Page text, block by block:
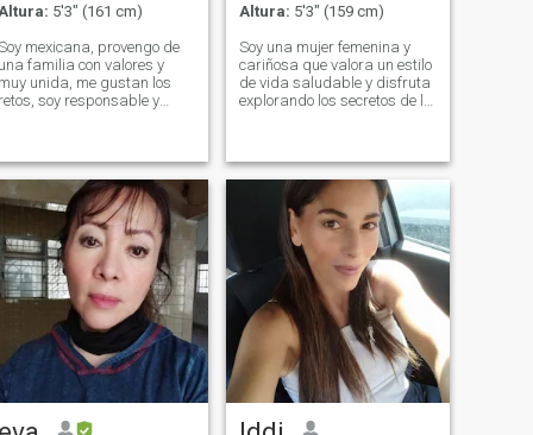
Altura: 5'3" (161 cm)
mexicana, provengo de
una familia con valores y
muy unida, me gustan los
retos, soy responsable y
Me esfuerzo todos
los días en aprender algo,
gusta leer o ver
documentales para conocer
diversos temas, busco
ejecutar ideas e
innovar en lo que hago, en mi
y con mi equipo de
trabajo soy conciliadora
buscando la armonía y
energías positivas siempre.
soy una persona
extremadamente
ni
extremadamente
Altura: 5'3" (159 cm)
Soy una mujer femenina y
cariñosa que valora un estilo
de vida saludable y disfruta
explorando los secretos de la
amo a la gente y trato a
todos con amabilidad. Soy
romántica y sensual, llena de
amor y calidez, dispuesta a
compartirlo con el hombre
querido.